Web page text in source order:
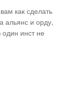
как сделать
альянс и орду,
один инст не